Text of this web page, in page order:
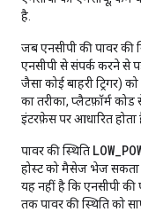
है.
जब एनसीपी की पावर की
एनसीपी से संपर्क करने से
जैसा कोई बाहरी ट्रिगर)
का तरीका, प्लैटफ़ॉर्म
इंटरफ़ेस पर आधारित होता
पावर की स्थिति
होस्ट को मैसेज भेज सकता
यह नहीं है कि एनसीपी
तक पावर की स्थिति को